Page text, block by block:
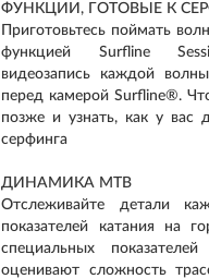
ФУНКЦИИ, ГОТОВЫЕ К
Приготовьтесь поймать
функцией Surfline
видеозапись каждой
перед камерой Surfline®.
позже и узнать, как у вас
серфинга
ДИНАМИКА MTB
Отслеживайте детали
показателей катания на
специальных
оценивают сложность